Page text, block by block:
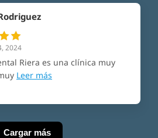
2024
Riera es una clínica muy
Leer más
Cargar más